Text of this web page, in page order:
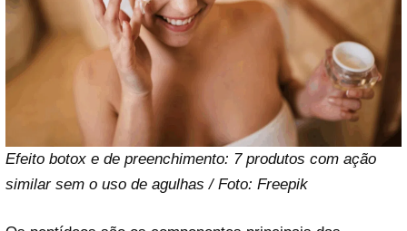
Efeito botox e de preenchimento: 7 produtos com ação
similar sem o uso de agulhas / Foto: Freepik